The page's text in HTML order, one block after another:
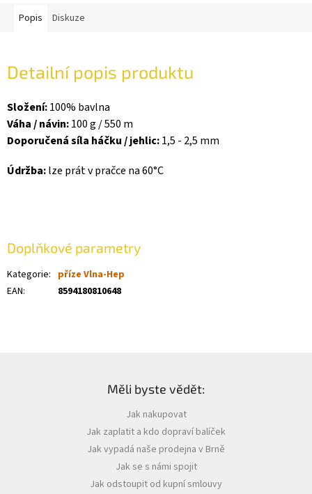
Popis Diskuze
Detailní popis produktu
Složení:100% bavlna
Váha / návin:100 g / 550 m
Doporučená síla háčku / jehlic:1,5 - 2,5 mm
Údržba:lze prát v pračce na 60°C
Doplňkové parametry
Kategorie: příze Vlna-Hep
EAN: 8594180810648
Měli byste vědět:
Jak nakupovat
Jak zaplatit a kdo dopraví balíček
Jak vypadá naše prodejna v Brně
Jak se s námi spojit
Jak odstoupit od kupní smlouvy